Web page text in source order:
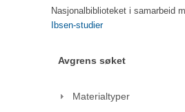
Nasjonalbiblioteket i samarbeid
Ibsen-studier
Avgrens søket
Materialtyper